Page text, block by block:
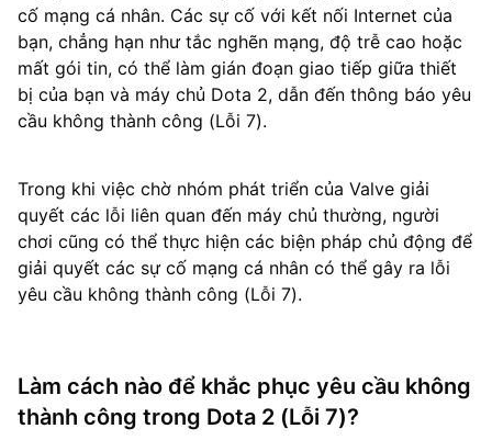
cố mạng cá nhân. Các sự cố với kết nối Internet của
bạn, chẳng hạn như tắc nghẽn mạng, độ trễ cao hoặc
mất gói tin, có thể làm gián đoạn giao tiếp giữa thiết
bị của bạn và máy chủ Dota 2, dẫn đến thông báo yêu
cầu không thành công (Lỗi 7).
Trong khi việc chờ nhóm phát triển của Valve giải
quyết các lỗi liên quan đến máy chủ thường, người
chơi cũng có thể thực hiện các biện pháp chủ động để
giải quyết các sự cố mạng cá nhân có thể gây ra lỗi
yêu cầu không thành công (Lỗi 7).
Làm cách nào để khắc phục yêu cầu không
thành công trong Dota 2 (Lỗi 7)?